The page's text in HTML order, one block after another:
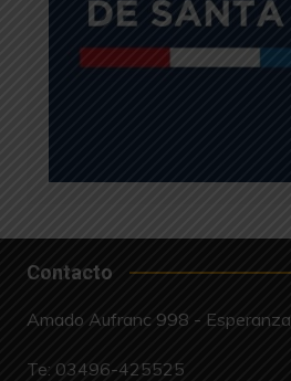
Contacto
Amado Aufranc 998 - Esperanza
Te: 03496-425525